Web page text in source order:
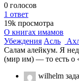
0 голосов
1 ответ
19k просмотра
О книгах имамов
Убеждения Асль
Салам алейкум. Я
(мир им) — то есть
wilhelm